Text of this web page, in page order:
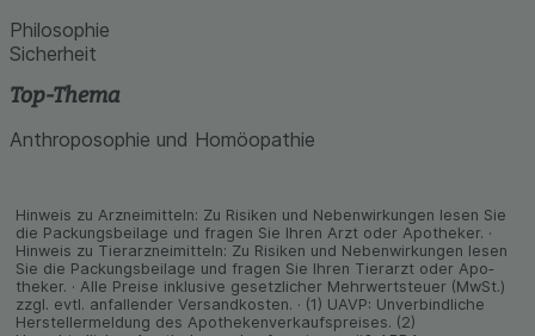
Philosophie
Sicherheit
Top-Thema
Anthroposophie und Homöopathie
Hinweis zu Arzneimitteln: Zu Risiken und Neben­wirkungen lesen Sie
die Packungs­beilage und fragen Sie Ihren Arzt oder Apo­theker. ·
Hinweis zu Tier­arz­nei­mitteln: Zu Risiken und Neben­wirkungen lesen
Sie die Packungs­beilage und fragen Sie Ihren Tier­arzt oder Apo­
theker. · Alle Preise inklusive gesetz­licher Mehrwertsteuer (MwSt.)
zzgl. evtl. anfallender Versand­kosten. · (1) UAVP: Unverbindliche
Herstellermeldung des Apothekenverkaufspreises. (2)